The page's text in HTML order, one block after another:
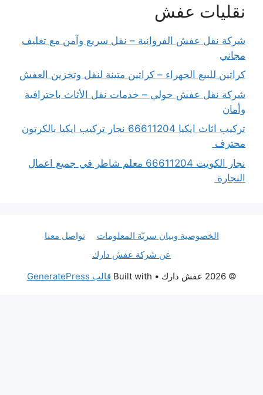
نقليات عفش
شركة نقل عفش الفروانية – نقل سريع وآمن مع تغليف
مجاني
كراتين للبيع الجهراء – كراتين متينة لنقل وتخزين العفش
شركة نقل عفش حولي – خدمات نقل الأثاث باحترافية
وأمان
تركيب اثاث ايكيا 66611204 نجار تركيب ايكيا بالكرتون
محترف
نجار الكويت 66611204 معلم شاطر في جميع اعمال
النجارة
الخصوصية وبيان سريّة المعلومات
تواصل معنا
عن شركة عفش دارك
• Built with قالب GeneratePress